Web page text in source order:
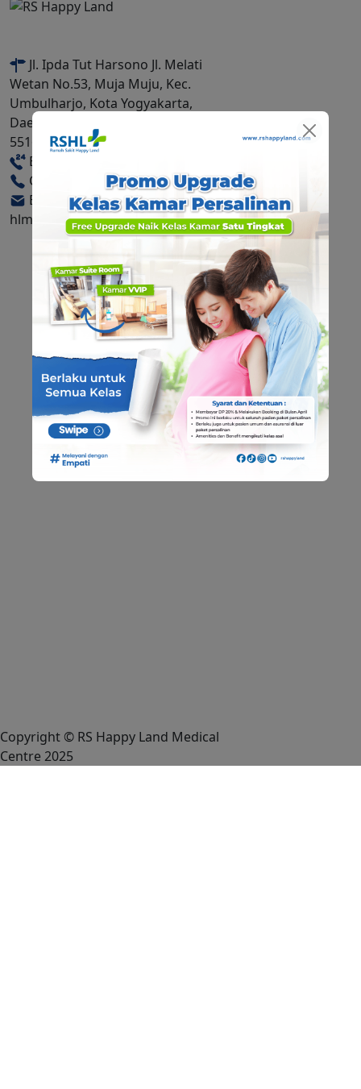
Jl. Ipda Tut Harsono Jl. Melati
Wetan No.53, Muja Muju, Kec.
Umbulharjo, Kota Yogyakarta,
Daerah Istimewa Yogyakarta
55165
Emergency Call: 0274-556585
Call Center: 0811-8550-060
E-mail:
hlmc@rshappyland.com
TEMUKAN KAMI
LOKASI
Copyright © RS Happy Land Medical
Centre 2025